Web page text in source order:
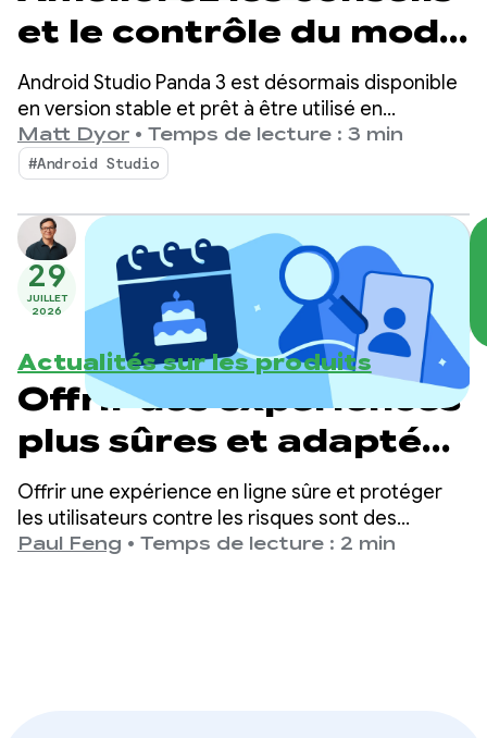
et le contrôle du mode
Agent avec Android
Studio Panda 3
Android Studio Panda 3 est désormais disponible
en version stable et prêt à être utilisé en
production. Cette version vous offre encore plus
de contrôle et de personnalisation sur vos
workflows optimisés par l'IA, ce qui facilite plus
que jamais la création d'applications Android de
haute qualité.
Matt Dyor • Temps de lecture : 3 min
#Android Studio
29
JUILLET
2026
Actualités sur les produits
Offrir des expériences
plus sûres et adaptées
à l'âge sur Google Play
Offrir une expérience en ligne sûre et protéger
les utilisateurs contre les risques sont des
priorités absolues sur Google Play.
Paul Feng • Temps de lecture : 2 min